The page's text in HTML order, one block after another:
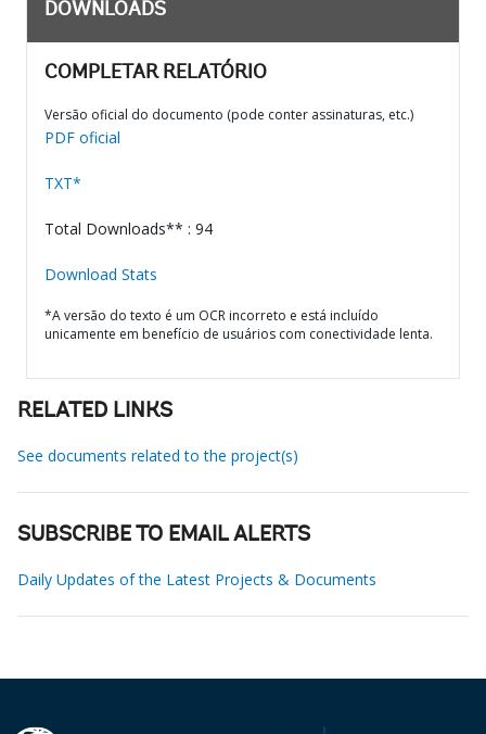
DOWNLOADS
COMPLETAR RELATÓRIO
Versão oficial do documento (pode conter assinaturas, etc.)
PDF oficial
TXT*
Total Downloads** : 94
Download Stats
*A versão do texto é um OCR incorreto e está incluído
unicamente em benefício de usuários com conectividade lenta.
RELATED LINKS
See documents related to the project(s)
SUBSCRIBE TO EMAIL ALERTS
Daily Updates of the Latest Projects & Documents